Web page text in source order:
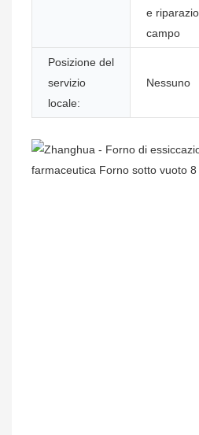
e
campo
Posizione del
servizio
locale:
Nessuno